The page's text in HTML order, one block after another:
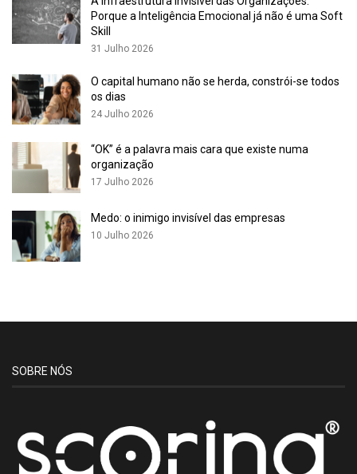
Taxas de apoio:até 50% a fundo perdido.
Além destas três linhas prioritárias, existem ainda
complementares
focados na transição energética, podem potenciar projetos
com impacto ambiental significativo:
PRR – Indústria Ecológica:tecnologias limpas e eficiência
energética.
Incentivos à Internacionalização:
mercados externos, através de ações de prospeção,
participação em feiras e marketing internacional
sustentável.
limpas, novos materiais, armazenamento energético ou
COMPETE/AICEP (1.000 M€):
No conjunto, estes programas oferecem uma base sólida para
que as PME transformem a transição energética numa
vantagem competitiva real.
Porque a Inteligência Emocional já não é uma Soft
Skill
31 Julho 2026
O capital humano não se herda, constrói-se todos
os dias
24 Julho 2026
“OK” é a palavra mais cara que existe numa
organização
17 Julho 2026
Medo: o inimigo invisível das empresas
10 Julho 2026
SOBRE NÓS